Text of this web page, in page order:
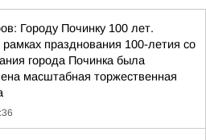
Городу Починку 100 лет.
празднования 100-летия со
города Починка была
масштабная торжественная